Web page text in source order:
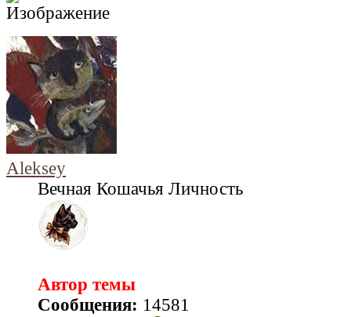
Aleksey
Вечная Кошачья Личность
Автор темы
Сообщения: 14581